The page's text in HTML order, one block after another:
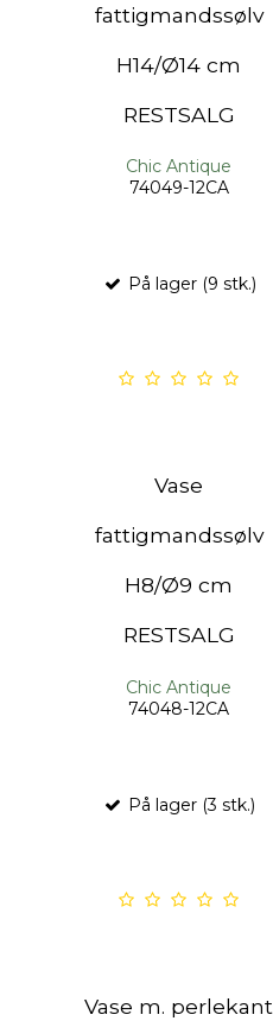
fattigmandssølv
H14/Ø14 cm
RESTSALG
Chic Antique
74049-12CA
På lager (9 stk.)
Vase
fattigmandssølv
H8/Ø9 cm
RESTSALG
Chic Antique
74048-12CA
På lager (3 stk.)
Vase m. perlekant